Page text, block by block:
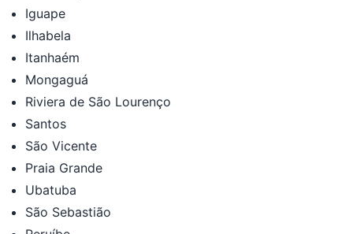
Iguape
Ilhabela
Itanhaém
Mongaguá
Riviera de São Lourenço
Santos
São Vicente
Praia Grande
Ubatuba
São Sebastião